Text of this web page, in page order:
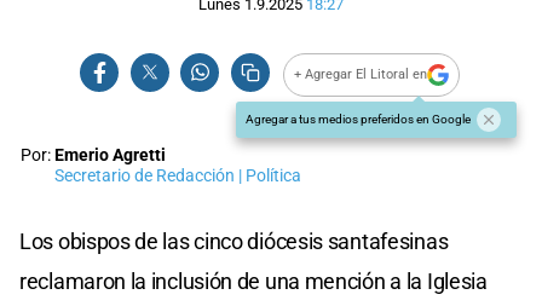
Lunes 1.9.2025 18:27
+ Agregar El Litoral en
Agregar a tus medios preferidos en Google
Por:Emerio Agretti
Secretario de Redacción | Política
Los obispos de las cinco diócesis santafesinas
reclamaron la inclusión de una mención a la Iglesia